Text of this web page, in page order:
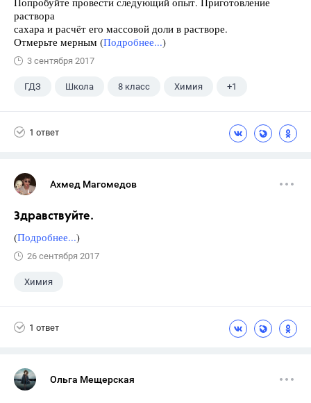
раствора
сахара и расчёт его массовой доли в растворе.
Отмерьте мерным (Подробнее...)
3 сентября 2017
ГДЗ Школа 8 класс Химия +1
1 ответ
Ахмед Магомедов
Здравствуйте.
(Подробнее...)
26 сентября 2017
Химия
1 ответ
Ольга Мещерская